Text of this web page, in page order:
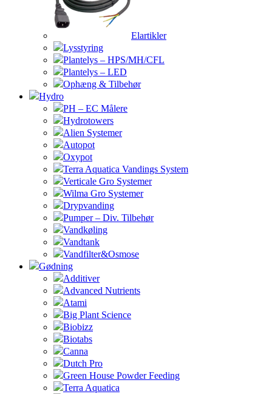
Elartikler
Lysstyring
Plantelys – HPS/MH/CFL
Plantelys – LED
Ophæng & Tilbehør
Hydro
PH – EC Målere
Hydrotowers
Alien Systemer
Autopot
Oxypot
Terra Aquatica Vandings System
Verticale Gro Systemer
Wilma Gro Systemer
Drypvanding
Pumper – Div. Tilbehør
Vandkøling
Vandtank
Vandfilter&Osmose
Gødning
Additiver
Advanced Nutrients
Atami
Big Plant Science
Biobizz
Biotabs
Canna
Dutch Pro
Green House Powder Feeding
Terra Aquatica